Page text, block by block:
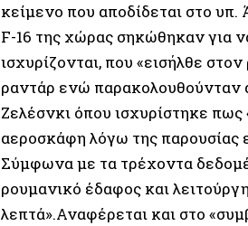
κείμενο που αποδίδεται στο
F-16 της χώρας σηκώθηκαν για
ισχυρίζονται, που «εισήλθε
ραντάρ ενώ παρακολουθούνταν
Ζελέσνκι όπου ισχυρίστηκε
αεροσκάφη λόγω της
Σύμφωνα με τα τρέχοντα
ρουμανικό έδαφος και
λεπτά».Αναφέρεται και στο